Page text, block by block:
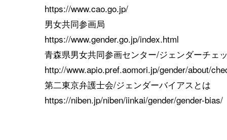
https://www.cao.go.jp/
男女共同参画局
https://www.gender.go.jp/index.html
青森県男女共同参画センター/ジェンダーチェ
http://www.apio.pref.aomori.jp/gender/about/
第二東京弁護士会/ジェンダーバイアスとは
https://niben.jp/niben/iinkai/gender/gender-bias/